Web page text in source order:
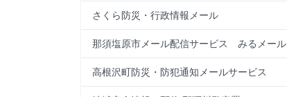
さくら防災・行政情報メール
那須塩原市メール配信サービス みるメール
高根沢町防災・防犯通知メールサービス